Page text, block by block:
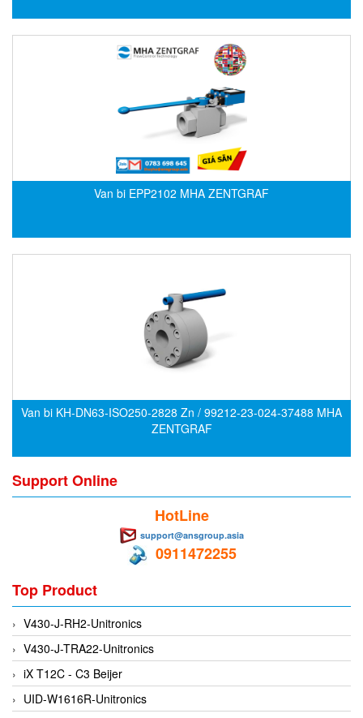
Delmhorst VietNam
DEMA Engineering/ Foam- IT
Deublin
Di-Soric
DOLD - Autho ANS
Dold Vietnam
Dosing Pump
DR. NEUMANN Peltier-Technik
Driesen Kern
Dropsa Vietnam
Druck
Van bi EPP2102 MHA ZENTGRAF
Van bi KH-DN63-ISO250-2828 Zn / 99212-23-024-37488 MHA
ZENTGRAF
Support Online
HotLine
support@ansgroup.asia
0911472255
Top Product
V430-J-RH2-Unitronics
V430-J-TRA22-Unitronics
iX T12C - C3 Beijer
UID-W1616R-Unitronics